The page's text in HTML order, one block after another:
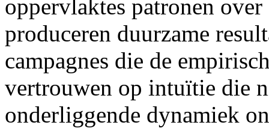
oppervlaktes patronen
produceren duurzame
campagnes die de
vertrouwen op intuïtie die
onderliggende dynamiek